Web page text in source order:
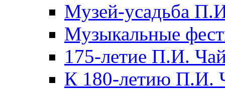
Музей-усадьба
Музыкальные
175-летие П.И.
К 180-летию П.И.